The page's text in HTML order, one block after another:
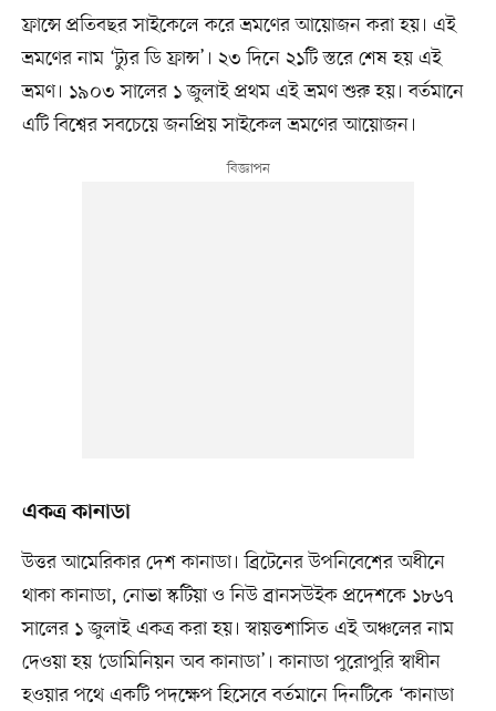
ফ্রান্সে প্রতিবছর সাইকেলে করে ভ্রমণের আয়োজন করা হয়। এই
ভ্রমণের নাম ‘ট্যুর ডি ফ্রান্স’। ২৩ দিনে ২১টি স্তরে শেষ হয় এই
ভ্রমণ। ১৯০৩ সালের ১ জুলাই প্রথম এই ভ্রমণ শুরু হয়। বর্তমানে
এটি বিশ্বের সবচেয়ে জনপ্রিয় সাইকেল ভ্রমণের আয়োজন।
একত্র কানাডা
উত্তর আমেরিকার দেশ কানাডা। ব্রিটেনের উপনিবেশের অধীনে
থাকা কানাডা, নোভা স্কটিয়া ও নিউ ব্রানসউইক প্রদেশকে ১৮৬৭
সালের ১ জুলাই একত্র করা হয়। স্বায়ত্তশাসিত এই অঞ্চলের নাম
দেওয়া হয় ‘ডোমিনিয়ন অব কানাডা’। কানাডা পুরোপুরি স্বাধীন
হওয়ার পথে একটি পদক্ষেপ হিসেবে বর্তমানে দিনটিকে ‘কানাডা